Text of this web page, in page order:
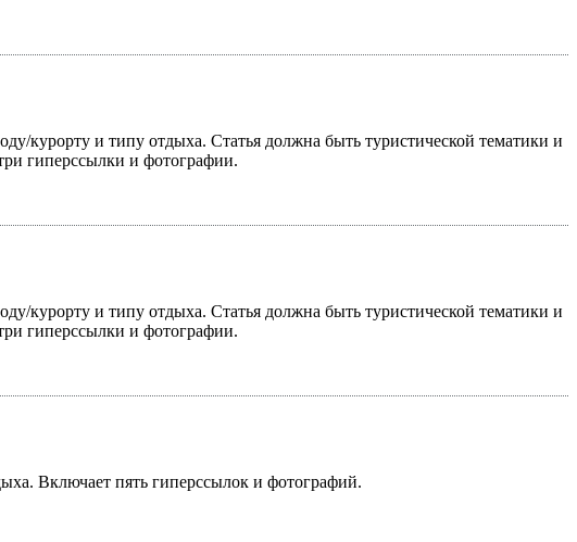
курорту и типу отдыха. Статья должна быть туристической тематики и
гиперссылки и фотографии.
курорту и типу отдыха. Статья должна быть туристической тематики и
гиперссылки и фотографии.
Включает пять гиперссылок и фотографий.